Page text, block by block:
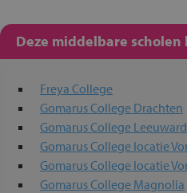
Deze middelbare
Freya College
Gomarus College Drachten
Gomarus College
Gomarus College locatie
Gomarus College locatie
Gomarus College Magnolia